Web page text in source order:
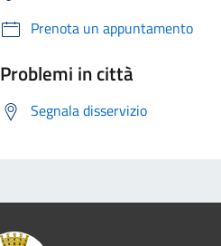
Prenota un appuntamento
Problemi in città
Segnala disservizio